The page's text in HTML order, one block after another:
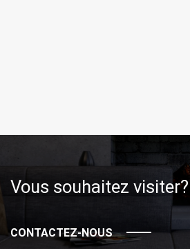
Vous souhaitez visiter?
CONTACTEZ-NOUS